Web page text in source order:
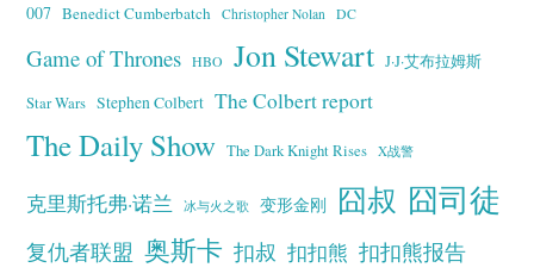
007 Benedict Cumberbatch Christopher Nolan DC
Game of Thrones HBO Jon Stewart J·J·艾布拉姆斯
Star Wars Stephen Colbert The Colbert report
The Daily Show The Dark Knight Rises X战警
克里斯托弗·诺兰 冰与火之歌 变形金刚 囧叔 囧司徒
复仇者联盟 奥斯卡 扣叔 扣扣熊 扣扣熊报告